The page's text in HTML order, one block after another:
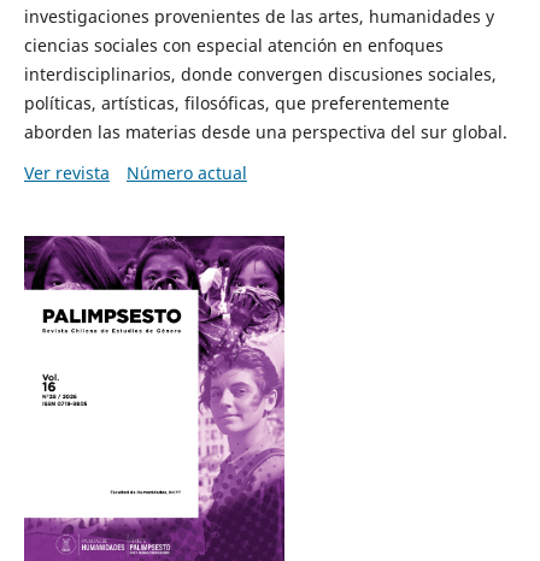
investigaciones provenientes de las artes, humanidades y
ciencias sociales con especial atención en enfoques
interdisciplinarios, donde convergen discusiones sociales,
políticas, artísticas, filosóficas, que preferentemente
aborden las materias desde una perspectiva del sur global.
Ver revista
Número actual